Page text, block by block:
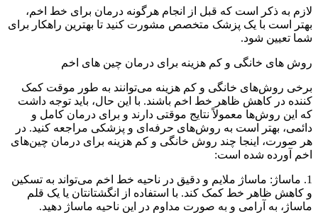
لازم به ذکر است که قبل از انجام هرگونه درمان برای خط اخم،
بهتر است با یک پزشک متخصص مشورت کنید تا بهترین راهکار برای
شما تعیین شود.
روش های خانگی و کم هزینه برای درمان چین های اخم
برخی روش‌های خانگی و کم هزینه می‌توانند به طور موقت کمک
کننده در کاهش ظاهر خط اخم باشند. با این حال، باید توجه داشت
که این روش‌ها معمولاً نتایج موقتی دارند و برای درمان کامل و
دائمی، بهتر است به روش‌های حرفه‌ای و پزشکی مراجعه کنید. در
هر صورت، اینجا چند روش خانگی و کم هزینه برای درمان چین‌های
اخم آورده شده است:
1. ماساژ: ماساژ ملایم و دقیق در ناحیه خط اخم می‌تواند به تسکین
و کاهش ظاهر خط کمک کند. با استفاده از انگشتانتان یا یک قلم
ماساژ، به آرامی و به صورت مداوم در این ناحیه ماساژ دهید.